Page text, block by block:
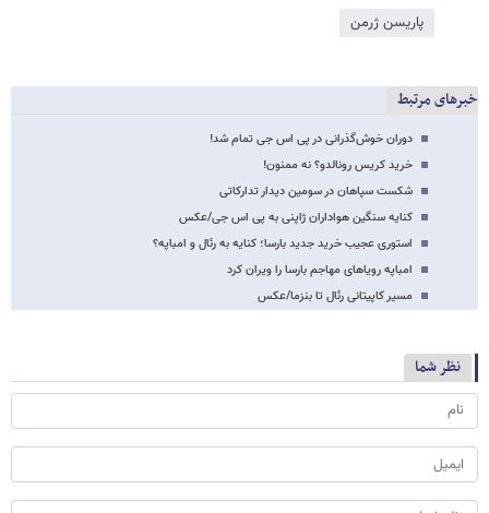
پاریسن ژرمن
خبرهای مرتبط
دوران خوش‌گذرانی در پی اس جی تمام شد!
خرید کریس رونالدو؟ نه ممنون!
شکست سپاهان در سومین دیدار تدارکاتی
کنایه سنگین هواداران ژاپنی به پی اس جی/عکس
استوری عجیب خرید جدید بارسا؛ کنایه به رئال و امباپه؟
امباپه رویاهای مهاجم بارسا را ویران کرد
مسیر کاپیتانی رئال تا بنزما/عکس
نظر شما